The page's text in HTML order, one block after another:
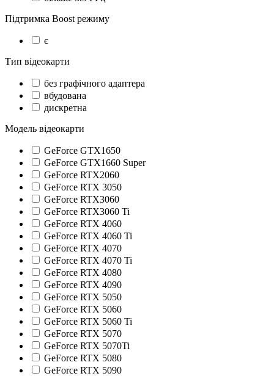
Підтримка Boost режиму
є
Тип відеокарти
без графічного адаптера
вбудована
дискретна
Модель відеокарти
GeForce GTX1650
GeForce GTX1660 Super
GeForce RTX2060
GeForce RTX 3050
GeForce RTX3060
GeForce RTX3060 Ti
GeForce RTX 4060
GeForce RTX 4060 Ti
GeForce RTX 4070
GeForce RTX 4070 Ti
GeForce RTX 4080
GeForce RTX 4090
GeForce RTX 5050
GeForce RTX 5060
GeForce RTX 5060 Ti
GeForce RTX 5070
GeForce RTX 5070Ti
GeForce RTX 5080
GeForce RTX 5090